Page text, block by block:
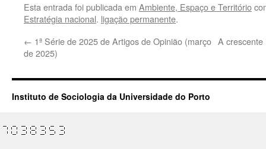
Esta entrada foi publicada em Ambiente, Espaço e Território
Estratégia nacional. ligação permanente.
← 1ª Série de 2025 de Artigos de Opinião (março
de 2025)
A crescente
Instituto de Sociologia da Universidade do Porto